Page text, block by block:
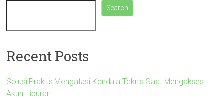
Search
Recent Posts
Solusi Praktis Mengatasi Kendala Teknis Saat Mengakses
Akun Hiburan